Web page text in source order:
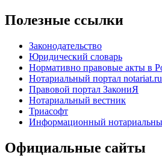
Полезные ссылки
Законодательство
Юридический словарь
Нормативно правовые акты в
Нотариальный портал notariat.ru
Правовой портал ЗакониЯ
Нотариальный вестник
Триасофт
Информационный
Официальные сайты